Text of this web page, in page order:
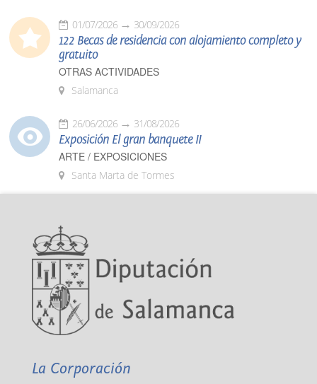
01/07/2026 30/09/2026
122 Becas de residencia con alojamiento completo y
gratuito
OTRAS ACTIVIDADES
Salamanca
26/06/2026 31/08/2026
Exposición El gran banquete II
ARTE / EXPOSICIONES
Santa Marta de Tormes
La Corporación